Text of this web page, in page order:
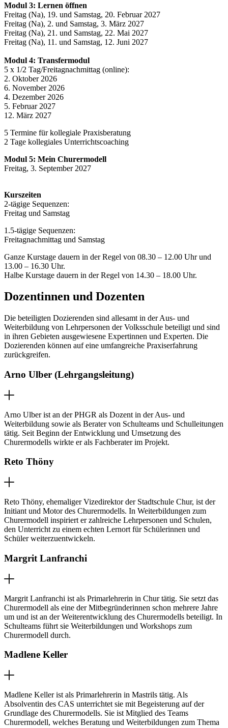
Modul 3: Lernen öffnen
Freitag (Na), 19. und Samstag, 20. Februar 2027
Freitag (Na), 2. und Samstag, 3. März 2027
Freitag (Na), 21. und Samstag, 22. Mai 2027
Freitag (Na), 11. und Samstag, 12. Juni 2027
Modul 4: Transfermodul
5 x 1/2 Tag/Freitagnachmittag (online):
2. Oktober 2026
6. November 2026
4. Dezember 2026
5. Februar 2027
12. März 2027
5 Termine für kollegiale Praxisberatung
2 Tage kollegiales Unterrichtscoaching
Modul 5: Mein Churermodell
Freitag, 3. September 2027
Kurszeiten
2-tägige Sequenzen:
Freitag und Samstag
1.5-tägige Sequenzen:
Freitagnachmittag und Samstag
Ganze Kurstage dauern in der Regel von 08.30 – 12.00 Uhr und
13.00 – 16.30 Uhr.
Halbe Kurstage dauern in der Regel von 14.30 – 18.00 Uhr.
Dozentinnen und Dozenten
Die beteiligten Dozierenden sind allesamt in der Aus- und
Weiterbildung von Lehrpersonen der Volksschule beteiligt und sind
in ihren Gebieten ausgewiesene Expertinnen und Experten. Die
Dozierenden können auf eine umfangreiche Praxiserfahrung
zurückgreifen.
Arno Ulber (Lehrgangsleitung)
Arno Ulber ist an der PHGR als Dozent in der Aus- und
Weiterbildung sowie als Berater von Schulteams und Schulleitungen
tätig. Seit Beginn der Entwicklung und Umsetzung des
Churermodells wirkte er als Fachberater im Projekt.
Reto Thöny
Reto Thöny, ehemaliger Vizedirektor der Stadtschule Chur, ist der
Initiant und Motor des Churermodells. In Weiterbildungen zum
Churermodell inspiriert er zahlreiche Lehrpersonen und Schulen,
den Unterricht zu einem echten Lernort für Schülerinnen und
Schüler weiterzuentwickeln.
Margrit Lanfranchi
Margrit Lanfranchi ist als Primarlehrerin in Chur tätig. Sie setzt das
Churermodell als eine der Mitbegründerinnen schon mehrere Jahre
um und ist an der Weiterentwicklung des Churermodells beteiligt. In
Schulteams führt sie Weiterbildungen und Workshops zum
Churermodell durch.
Madlene Keller
Madlene Keller ist als Primarlehrerin in Mastrils tätig. Als
Absolventin des CAS unterrichtet sie mit Begeisterung auf der
Grundlage des Churermodells. Sie ist Mitglied des Teams
Churermodell, welches Beratung und Weiterbildungen zum Thema